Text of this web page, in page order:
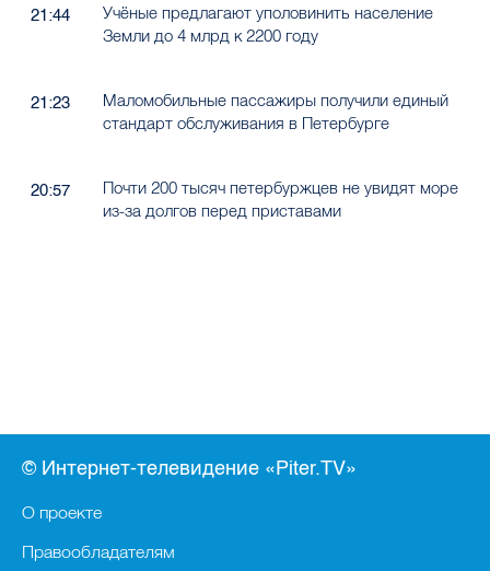
21:44
Учёные предлагают уполовинить население
Земли до 4 млрд к 2200 году
21:23
Маломобильные пассажиры получили единый
стандарт обслуживания в Петербурге
20:57
Почти 200 тысяч петербуржцев не увидят море
из-за долгов перед приставами
© Интернет-телевидение «Piter.TV»
О проекте
Правообладателям